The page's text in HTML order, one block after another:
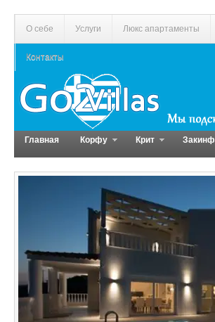
О себе Услуги Люкс апартаменты
Контакты
Главная Корфу Крит Закинф